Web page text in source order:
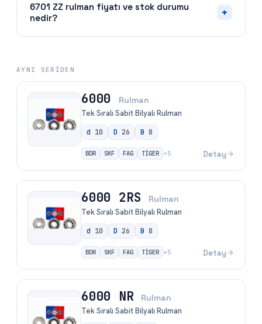
6701 ZZ rulman fiyatı ve stok durumu
nedir?
+
AYNI SERIDEN
6000 Rulman
Tek Sıralı Sabit Bilyalı Rulman
d 10 D 26 B 8
BDR SKF FAG TİGER +5 Detay
6000 2RS Rulman
Tek Sıralı Sabit Bilyalı Rulman
d 10 D 26 B 8
BDR SKF FAG TİGER +5 Detay
6000 NR Rulman
Tek Sıralı Sabit Bilyalı Rulman